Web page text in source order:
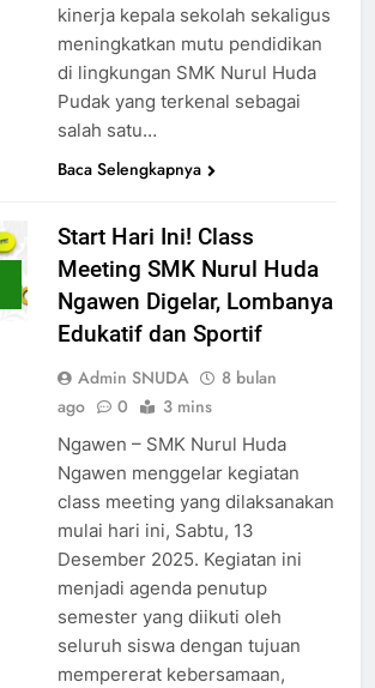
kinerja kepala sekolah sekaligus
meningkatkan mutu pendidikan
di lingkungan SMK Nurul Huda
Pudak yang terkenal sebagai
salah satu…
Baca Selengkapnya
Start Hari Ini! Class
Meeting SMK Nurul Huda
Ngawen Digelar, Lombanya
Edukatif dan Sportif
Admin SNUDA
8 bulan
ago
0 3 mins
Ngawen – SMK Nurul Huda
Ngawen menggelar kegiatan
class meeting yang dilaksanakan
mulai hari ini, Sabtu, 13
Desember 2025. Kegiatan ini
menjadi agenda penutup
semester yang diikuti oleh
seluruh siswa dengan tujuan
mempererat kebersamaan,